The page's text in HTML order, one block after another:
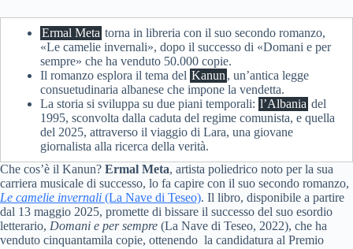
Ermal Meta torna in libreria con il suo secondo romanzo,
«Le camelie invernali», dopo il successo di «Domani e per
sempre» che ha venduto 50.000 copie.
Il romanzo esplora il tema del Kanun , un’antica legge
consuetudinaria albanese che impone la vendetta.
La storia si sviluppa su due piani temporali: l’Albania del
1995, sconvolta dalla caduta del regime comunista, e quella
del 2025, attraverso il viaggio di Lara, una giovane
giornalista alla ricerca della verità.
Che cos’è il Kanun? Ermal Meta, artista poliedrico noto per la sua
carriera musicale di successo, lo fa capire con il suo secondo romanzo,
Le camelie invernali (La Nave di Teseo). Il libro, disponibile a partire
dal 13 maggio 2025, promette di bissare il successo del suo esordio
letterario, Domani e per sempre (La Nave di Teseo, 2022), che ha
venduto cinquantamila copie, ottenendo la candidatura al Premio